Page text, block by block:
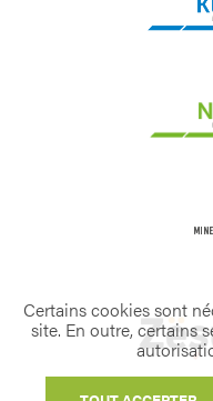
Certains cookies sont
site. En outre, certains